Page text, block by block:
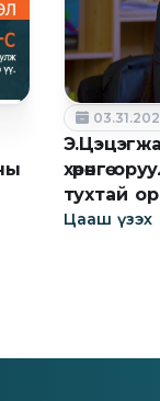
хөрөнгө
тухтай
Цааш үзэх